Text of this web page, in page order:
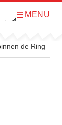
O
m
MENU
de Ring